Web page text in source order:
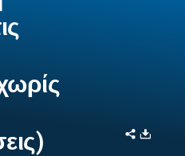
Share